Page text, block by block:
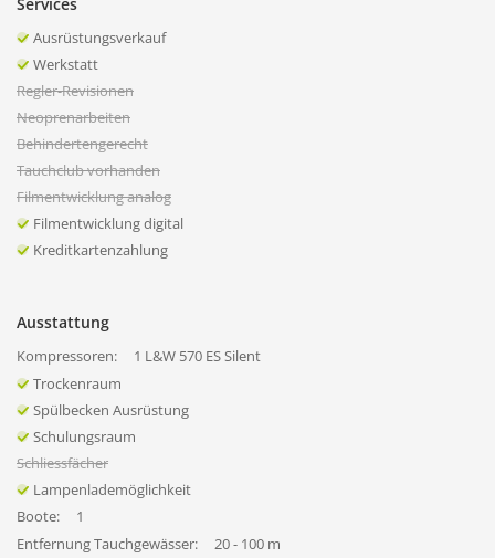
Ausrüstungsverkauf
Werkstatt
Regler-Revisionen
Neoprenarbeiten
Behindertengerecht
Tauchclub vorhanden
Filmentwicklung analog
Filmentwicklung digital
Kreditkartenzahlung
Ausstattung
Kompressoren:
1 L&W 570 ES Silent
Trockenraum
Spülbecken Ausrüstung
Schulungsraum
Schliessfächer
Lampenlademöglichkeit
Boote:
1
Entfernung Tauchgewässer:
20 - 100 m